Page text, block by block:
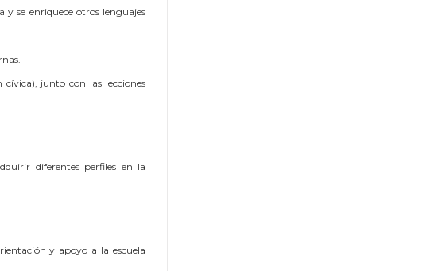
y se enriquece otros lenguajes
cívica), junto con las lecciones
diferentes perfiles en la
y apoyo a la escuela